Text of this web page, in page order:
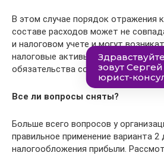
В этом случае порядок отражения
составе расходов может не
и налоговом учете и могут
налоговые активы и (или)
обязательства согласно
Все ли вопросы сняты?
Больше всего вопросов у
правильное применение варианта 2
налогообложения прибыли.